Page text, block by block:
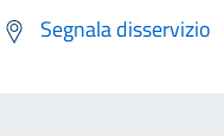
Segnala disservizio